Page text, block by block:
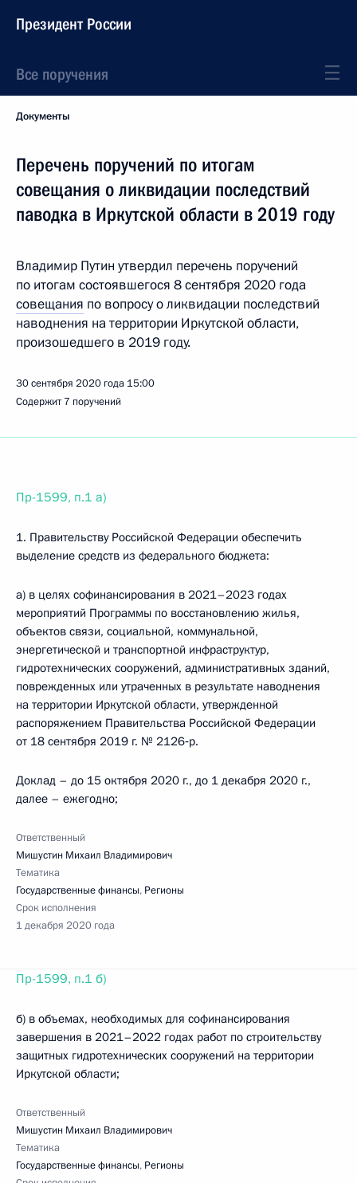
Президент России
Все поручения
Документы
Перечень поручений по итогам
совещания о ликвидации последствий
паводка в Иркутской области в 2019 году
Владимир Путин утвердил перечень поручений
по итогам состоявшегося 8 сентября 2020 года
совещания по вопросу о ликвидации последствий
наводнения на территории Иркутской области,
произошедшего в 2019 году.
30 сентября 2020 года 15:00
Содержит 7 поручений
Пр-1599, п.1 а)
1. Правительству Российской Федерации обеспечить
выделение средств из федерального бюджета:
а) в целях софинансирования в 2021–2023 годах
мероприятий Программы по восстановлению жилья,
объектов связи, социальной, коммунальной,
энергетической и транспортной инфраструктур,
гидротехнических сооружений, административных зданий,
поврежденных или утраченных в результате наводнения
на территории Иркутской области, утвержденной
распоряжением Правительства Российской Федерации
от 18 сентября 2019 г. № 2126‑р.
Доклад – до 15 октября 2020 г., до 1 декабря 2020 г.,
далее – ежегодно;
Ответственный
Мишустин Михаил Владимирович
Тематика
Государственные финансы, Регионы
Срок исполнения
1 декабря 2020 года
Пр-1599, п.1 б)
б) в объемах, необходимых для софинансирования
завершения в 2021–2022 годах работ по строительству
защитных гидротехнических сооружений на территории
Иркутской области;
Ответственный
Мишустин Михаил Владимирович
Тематика
Государственные финансы, Регионы